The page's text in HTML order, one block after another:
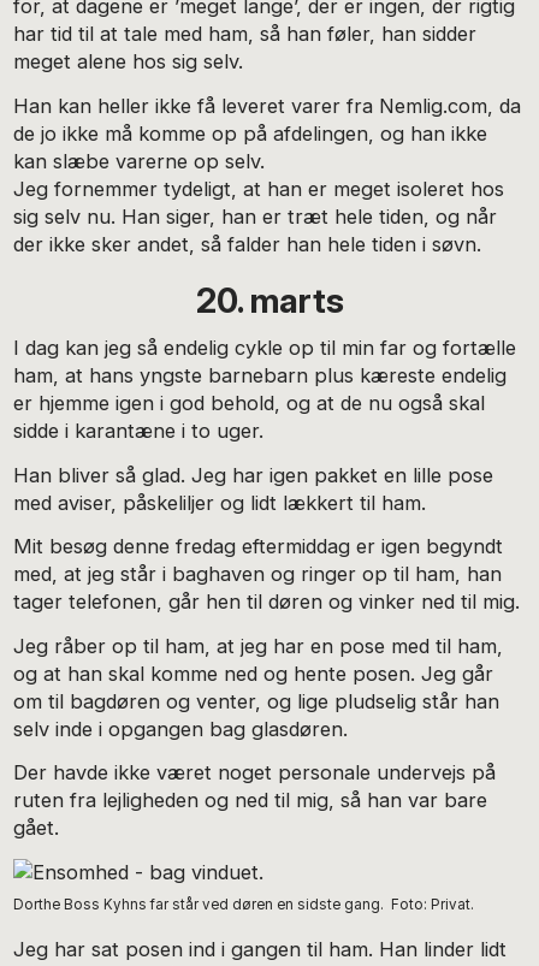
for, at dagene er ’meget lange’, der er ingen, der rigtig
har tid til at tale med ham, så han føler, han sidder
meget alene hos sig selv.
Han kan heller ikke få leveret varer fra Nemlig.com, da
de jo ikke må komme op på afdelingen, og han ikke
kan slæbe varerne op selv.
Jeg fornemmer tydeligt, at han er meget isoleret hos
sig selv nu. Han siger, han er træt hele tiden, og når
der ikke sker andet, så falder han hele tiden i søvn.
20. marts
I dag kan jeg så endelig cykle op til min far og fortælle
ham, at hans yngste barnebarn plus kæreste endelig
er hjemme igen i god behold, og at de nu også skal
sidde i karantæne i to uger.
Han bliver så glad. Jeg har igen pakket en lille pose
med aviser, påskeliljer og lidt lækkert til ham.
Mit besøg denne fredag eftermiddag er igen begyndt
med, at jeg står i baghaven og ringer op til ham, han
tager telefonen, går hen til døren og vinker ned til mig.
Jeg råber op til ham, at jeg har en pose med til ham,
og at han skal komme ned og hente posen. Jeg går
om til bagdøren og venter, og lige pludselig står han
selv inde i opgangen bag glasdøren.
Der havde ikke været noget personale undervejs på
ruten fra lejligheden og ned til mig, så han var bare
gået.
Dorthe Boss Kyhns far står ved døren en sidste gang. Foto: Privat.
Jeg har sat posen ind i gangen til ham. Han linder lidt